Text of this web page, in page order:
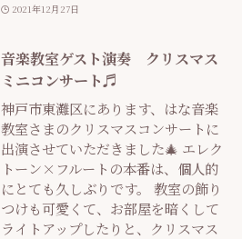
2021年12月27日
音楽教室ゲスト演奏 クリスマス
ミニコンサート♬
神戸市東灘区にあります、はな音楽
教室さまのクリスマスコンサートに
出演させていただきました🎄 エレク
トーン×フルートの本番は、個人的
にとても久しぶりです。 教室の飾り
つけも可愛くて、お部屋を暗くして
ライトアップしたりと、クリスマス